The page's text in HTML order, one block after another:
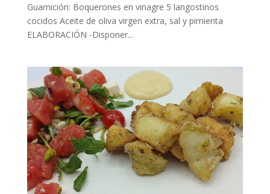
Guarnición: Boquerones en vinagre 5 langostinos
cocidos Aceite de oliva virgen extra, sal y pimienta
ELABORACIÓN -Disponer...